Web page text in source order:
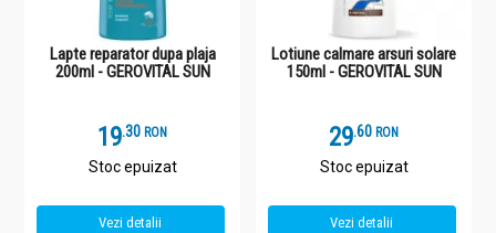
Lapte reparator dupa plaja
200ml - GEROVITAL SUN
19.3 RON
Stoc epuizat
Vezi detalii
Lotiune calmare arsuri solare
150ml - GEROVITAL SUN
29.6 RON
Stoc epuizat
Vezi detalii